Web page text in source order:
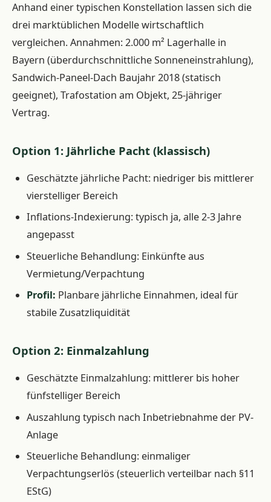
Anhand einer typischen Konstellation lassen sich die
drei marktüblichen Modelle wirtschaftlich
vergleichen. Annahmen: 2.000 m² Lagerhalle in
Bayern (überdurchschnittliche Sonneneinstrahlung),
Sandwich-Paneel-Dach Baujahr 2018 (statisch
geeignet), Trafostation am Objekt, 25-jähriger
Vertrag.
Option 1: Jährliche Pacht (klassisch)
Geschätzte jährliche Pacht: niedriger bis mittlerer
vierstelliger Bereich
Inflations-Indexierung: typisch ja, alle 2-3 Jahre
angepasst
Steuerliche Behandlung: Einkünfte aus
Vermietung/Verpachtung
Profil: Planbare jährliche Einnahmen, ideal für
stabile Zusatzliquidität
Option 2: Einmalzahlung
Geschätzte Einmalzahlung: mittlerer bis hoher
fünfstelliger Bereich
Auszahlung typisch nach Inbetriebnahme der PV-
Anlage
Steuerliche Behandlung: einmaliger
Verpachtungserlös (steuerlich verteilbar nach §11
EStG)